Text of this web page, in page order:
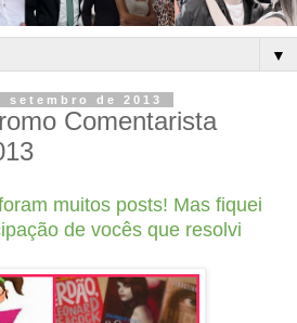
▼
de 2013
Comentarista
muitos posts! Mas fiquei
de vocês que resolvi